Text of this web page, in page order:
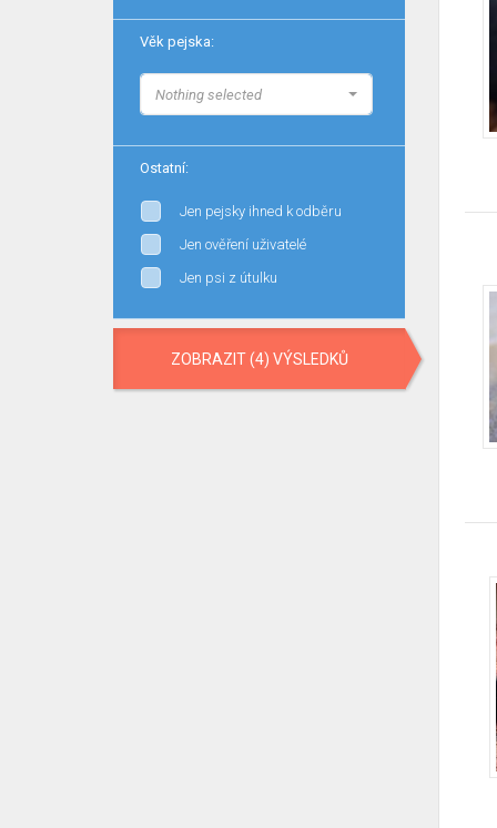
Věk pejska:
Nothing selected
Ostatní:
Jen pejsky ihned k odběru
Jen ověření uživatelé
Jen psi z útulku
ZOBRAZIT (4) VÝSLEDKŮ